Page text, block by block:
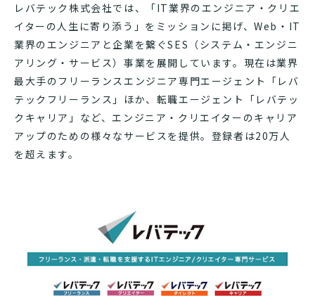
レバテック株式会社では、「IT業界のエンジニア・クリエ
イターの人生に寄り添う」をミッションに掲げ、Web・IT
業界のエンジニアと企業を繋ぐSES（システム・エンジニ
アリング・サービス）事業を展開しています。現在は業界
最大手のフリーランスエンジニア専門エージェント「レバ
テックフリーランス」ほか、転職エージェント「レバテッ
クキャリア」など、エンジニア・クリエイターのキャリア
アップのための様々なサービスを提供。登録者は20万人
を超えます。